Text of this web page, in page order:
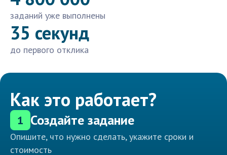
заданий уже выполнены
35 секунд
до первого отклика
Как это работает?
1 Создайте задание
Опишите, что нужно сделать, укажите сроки и
стоимость